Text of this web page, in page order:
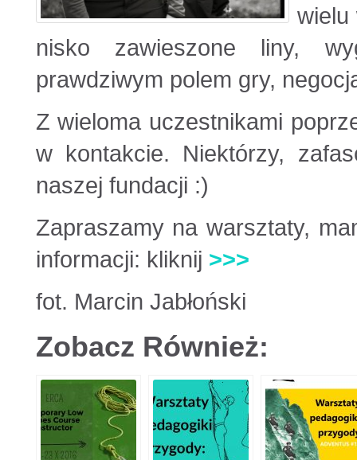
wielu
nisko zawieszone liny,
prawdziwym polem gry,
Z wieloma uczestnikami
w kontakcie. Niektórzy,
naszej fundacji :)
Zapraszamy na warsztaty,
informacji: kliknij >>>
fot. Marcin Jabłoński
Zobacz Również: